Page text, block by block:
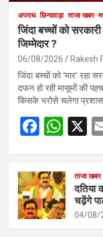
अपराध छिन्दवाड़ा ताजा खबर
जिंदा बच्चों को
जिम्मेदार ?
06/08/2026 Rakesh
जिंदा बच्चों को ‘मार’ रहा
दफन हो रही मासूमों की
किसके भरोसे चलेगा
F
b
o
o
W
s
A
p
X
ताजा खबर
दतिया
चढ़ेंगे
04/08/